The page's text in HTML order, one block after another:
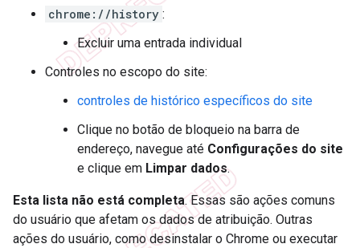
chrome://history :
Excluir uma entrada individual
Controles no escopo do site:
controles de histórico específicos do site
Clique no botão de bloqueio na barra de
endereço, navegue até Configurações do site
e clique em Limpar dados.
Esta lista não está completa. Essas são ações comuns
do usuário que afetam os dados de atribuição. Outras
ações do usuário, como desinstalar o Chrome ou executar